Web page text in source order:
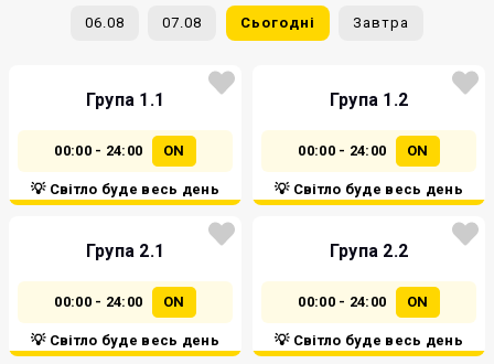
06.08 07.08 Сьогодні Завтра
Група 1.1
00:00 - 24:00 ON
💡 Світло буде весь день
Група 1.2
00:00 - 24:00 ON
💡 Світло буде весь день
Група 2.1
00:00 - 24:00 ON
💡 Світло буде весь день
Група 2.2
00:00 - 24:00 ON
💡 Світло буде весь день